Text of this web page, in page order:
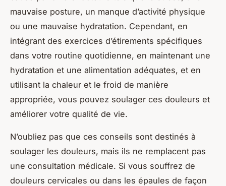
mauvaise posture, un manque d’activité physique
ou une mauvaise hydratation. Cependant, en
intégrant des exercices d’étirements spécifiques
dans votre routine quotidienne, en maintenant une
hydratation et une alimentation adéquates, et en
utilisant la chaleur et le froid de manière
appropriée, vous pouvez soulager ces douleurs et
améliorer votre qualité de vie.
N’oubliez pas que ces conseils sont destinés à
soulager les douleurs, mais ils ne remplacent pas
une consultation médicale. Si vous souffrez de
douleurs cervicales ou dans les épaules de façon